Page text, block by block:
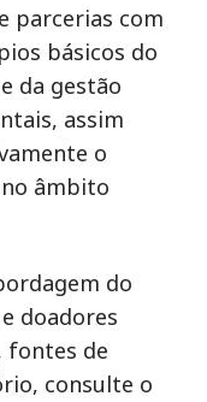
parcerias com
básicos do
da gestão
assim
o
âmbito
do
doadores
fontes de
consulte o